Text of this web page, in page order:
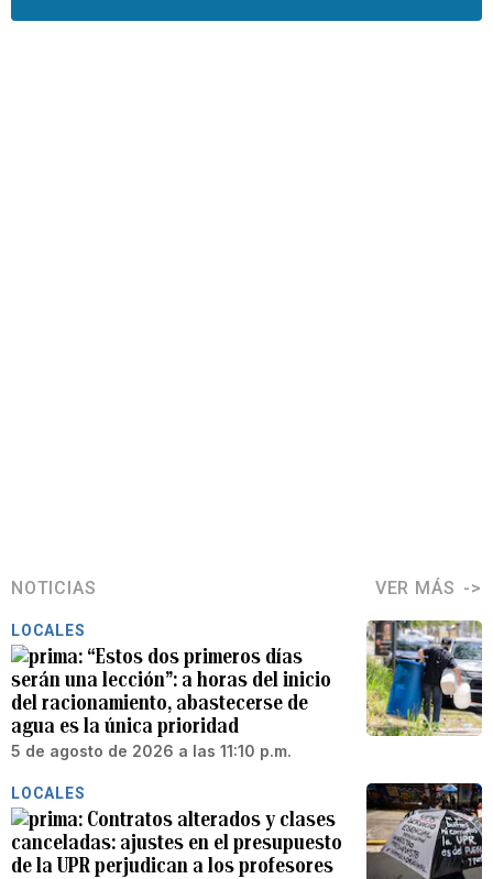
NOTICIAS VER MÁS
LOCALES
“Estos dos primeros días
serán una lección”: a horas del inicio
del racionamiento, abastecerse de
agua es la única prioridad
5 de agosto de 2026 a las 11:10 p.m.
LOCALES
Contratos alterados y clases
canceladas: ajustes en el presupuesto
de la UPR perjudican a los profesores